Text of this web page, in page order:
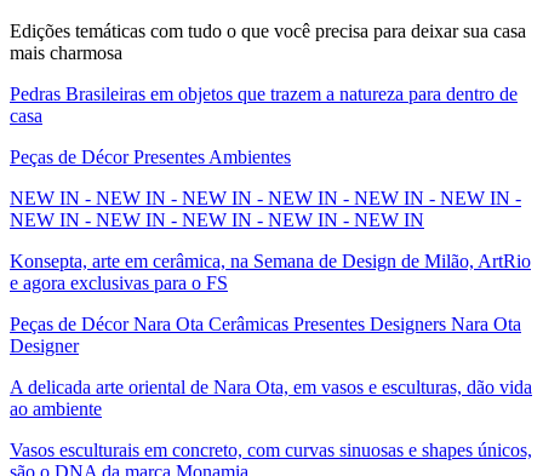
Edições temáticas com tudo o que você precisa para deixar sua casa
mais charmosa
Pedras Brasileiras em objetos que trazem a natureza para dentro de
casa
Peças de Décor Presentes Ambientes
NEW IN - NEW IN - NEW IN - NEW IN - NEW IN - NEW IN -
NEW IN - NEW IN - NEW IN - NEW IN - NEW IN
Konsepta, arte em cerâmica, na Semana de Design de Milão, ArtRio
e agora exclusivas para o FS
Peças de Décor Nara Ota Cerâmicas Presentes Designers Nara Ota
Designer
A delicada arte oriental de Nara Ota, em vasos e esculturas, dão vida
ao ambiente
Vasos esculturais em concreto, com curvas sinuosas e shapes únicos,